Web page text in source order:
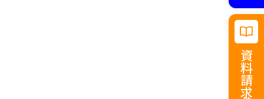
資料請求